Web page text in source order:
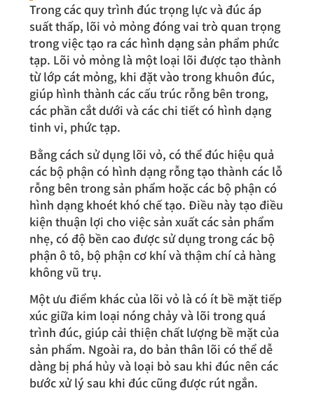
Trong các quy trình đúc trọng lực và đúc áp
suất thấp, lõi vỏ mỏng đóng vai trò quan trọng
trong việc tạo ra các hình dạng sản phẩm phức
tạp. Lõi vỏ mỏng là một loại lõi được tạo thành
từ lớp cát mỏng, khi đặt vào trong khuôn đúc,
giúp hình thành các cấu trúc rỗng bên trong,
các phần cắt dưới và các chi tiết có hình dạng
tinh vi, phức tạp.
Bằng cách sử dụng lõi vỏ, có thể đúc hiệu quả
các bộ phận có hình dạng rỗng tạo thành các lỗ
rỗng bên trong sản phẩm hoặc các bộ phận có
hình dạng khoét khó chế tạo. Điều này tạo điều
kiện thuận lợi cho việc sản xuất các sản phẩm
nhẹ, có độ bền cao được sử dụng trong các bộ
phận ô tô, bộ phận cơ khí và thậm chí cả hàng
không vũ trụ.
Một ưu điểm khác của lõi vỏ là có ít bề mặt tiếp
xúc giữa kim loại nóng chảy và lõi trong quá
trình đúc, giúp cải thiện chất lượng bề mặt của
sản phẩm. Ngoài ra, do bản thân lõi có thể dễ
dàng bị phá hủy và loại bỏ sau khi đúc nên các
bước xử lý sau khi đúc cũng được rút ngắn.